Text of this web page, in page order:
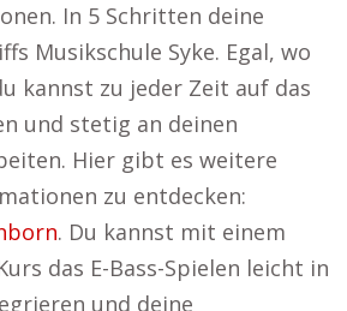
In 5 Schritten deine
Musikschule Syke. Egal, wo
kannst zu jeder Zeit auf das
und stetig an deinen
Hier gibt es weitere
zu entdecken:
. Du kannst mit einem
das E-Bass-Spielen leicht in
und deine